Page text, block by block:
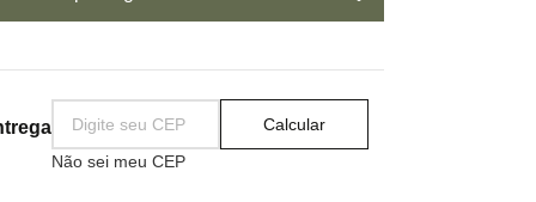
Calcular
Não sei meu CEP